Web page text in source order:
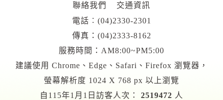
聯絡我們
交通資訊
電話︰ (04)2330-2301
傳真：(04)2333-8162
服務時間：AM8:00~PM5:00
建議使用 Chrome、Edge、Safari、Firefox 瀏覽器，
螢幕解析度 1024 X 768 px 以上瀏覽
自115年1月1日訪客人次：
2519472 人